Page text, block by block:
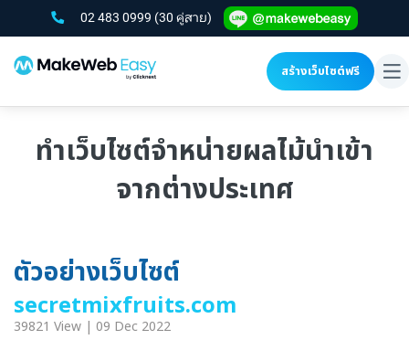
02 483 0999 (30 คู่สาย)
สร้างเว็บไซต์ฟรี
ทำเว็บไซต์จำหน่ายผลไม้นำเข้า
จากต่างประเทศ
ตัวอย่างเว็บไซต์
secretmixfruits.com
39821 View | 09 Dec 2022